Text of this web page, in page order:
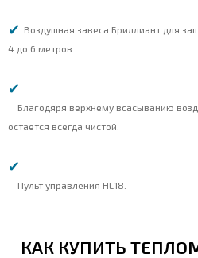
Воздушная завеса Бриллиант для
4 до 6 метров.
Благодяря верхнему всасыванию
остается всегда чистой.
Пульт управления HL18.
КАК КУПИТЬ